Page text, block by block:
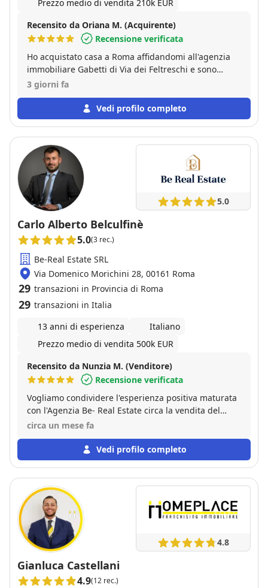
Prezzo medio di vendita 210k EUR
Recensito da Oriana M. (Acquirente)
Recensione verificata
Ho acquistato casa a Roma affidandomi all'agenzia
immobiliare Gabetti di Via dei Feltreschi e sono
rimasta molto soddisfatta dell’esperienza. Ho trovato
tutte le fasi della compravendita, dalla prima visita
fino alla conclusione dell’acquisto. Un
accompagnata con competenza, serietà e
disponibilità, dimostrandosi sempre attento alle mie
esigenze e pronto a chiarire ogni dubbio. In un
percorso importante e delicato come quello
dell’acquisto di una casa, avere accanto una persona
affidabile fa davvero la differenza. Consiglio
assolutamente questa agenzia a chi cerca
professionalità, trasparenza e attenzione al cliente.
Grazie a tutto il team!
3 giorni fa
Vedi profilo completo
5.0
Carlo Alberto Belculfinè
5.0(3 rec.)
Be-Real Estate SRL
Via Domenico Morichini 28, 00161 Roma
29 transazioni in Provincia di Roma
29 transazioni in Italia
13 anni di esperienza
Italiano
Prezzo medio di vendita 500k EUR
Recensito da Nunzia M. (Venditore)
Recensione verificata
Vogliamo condividere l'esperienza positiva maturata
con l'Agenzia Be- Real Estate circa la vendita del
nostro appartamento. Lo staff ha dimostrato
associata a gentilezza e disponibilità. Uno speciale
ringraziamento va a Carlo Alberto per il quid in più
Grazie!
circa un mese fa
Vedi profilo completo
4.8
Gianluca Castellani
4.9(12 rec.)